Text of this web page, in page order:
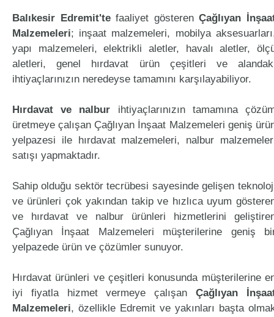
Balıkesir Edremit'tefaaliyet gösterenÇağlıyan
Malzemeleri; inşaat malzemeleri, mobilya
yapı malzemeleri, elektrikli aletler, havalı aletler,
aletleri, genel hırdavat ürün çeşitleri ve
ihtiyaçlarınızın neredeyse tamamını karşılayabiliyor.
Hırdavat ve nalbur ihtiyaçlarınızın tamamına
üretmeye çalışan Çağlıyan İnşaat Malzemeleri geniş
yelpazesi ile hırdavat malzemeleri, nalbur
satışı yapmaktadır.
Sahip olduğu sektör tecrübesi sayesinde gelişen
ve ürünleri çok yakından takip ve hızlıca uyum
ve hırdavat ve nalbur ürünleri hizmetlerini
Çağlıyan İnşaat Malzemeleri müşterilerine geniş
yelpazede ürün ve çözümler sunuyor.
Hırdavat ürünleri ve çeşitleri konusunda müşterilerine
iyi fiyatla hizmet vermeye çalışanÇağlıyan
Malzemeleri, özellikle Edremit ve yakınları başta